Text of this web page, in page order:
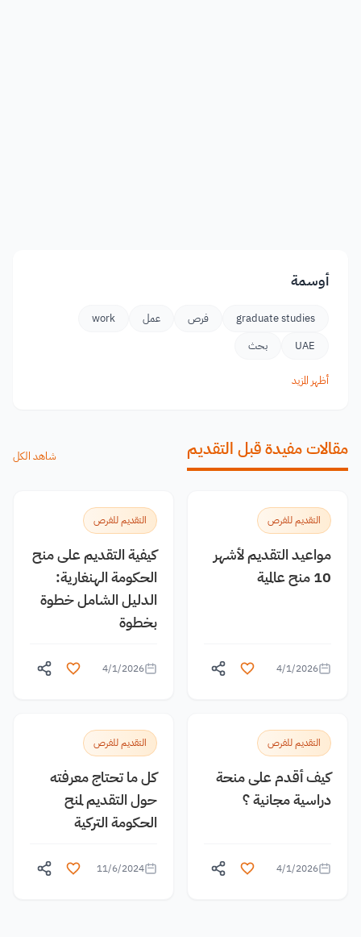
أوسمة
graduate studies فرص عمل
work
UAE
بحث
أظهر المزيد
مقالات مفيدة قبل التقديم شاهد الكل
التقديم للفرص
مواعيد التقديم لأشهر
10 منح عالمية
4/1/2026
التقديم للفرص
كيفية التقديم على منح
الحكومة الهنغارية:
الدليل الشامل خطوة
بخطوة
4/1/2026
التقديم للفرص
كيف أقدم على منحة
دراسية مجانية ؟
4/1/2026
التقديم للفرص
كل ما تحتاج معرفته
حول التقديم لمنح
الحكومة التركية
11/6/2024